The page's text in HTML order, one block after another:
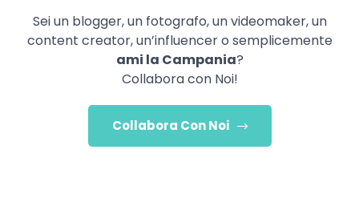
Sei un blogger, un fotografo, un videomaker, un
content creator, un’influencer o semplicemente
ami la Campania?
Collabora con Noi!
Collabora Con Noi